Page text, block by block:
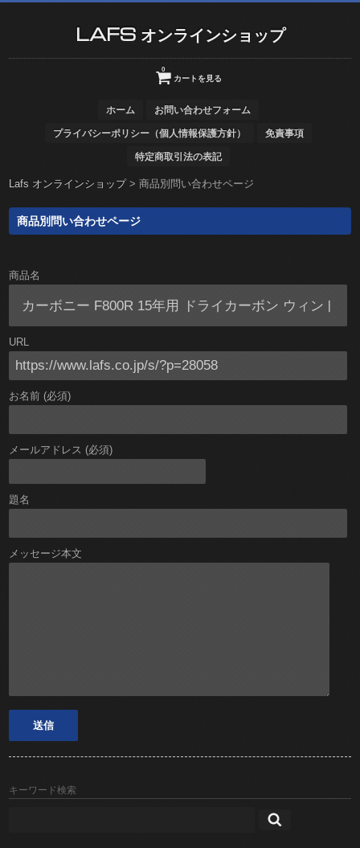
LAFS オンラインショップ
カートを見る
0
ホーム お問い合わせフォーム
プライバシーポリシー（個人情報保護方針） 免責事項
特定商取引法の表記
Lafs オンラインショップ>商品別問い合わせページ
商品別問い合わせページ
商品名
URL
お名前 (必須)
メールアドレス (必須)
題名
メッセージ本文
キーワード検索